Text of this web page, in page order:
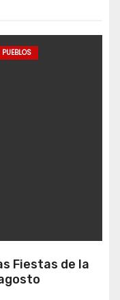
PUEBLOS
Fiestas de la